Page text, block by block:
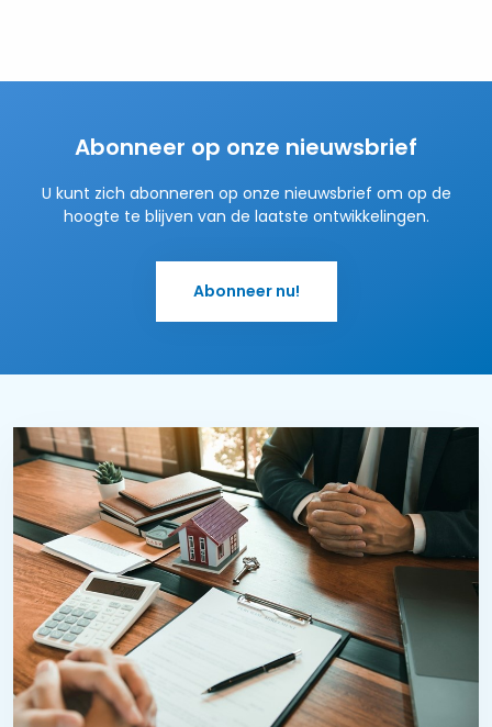
Abonneer op onze nieuwsbrief
U kunt zich abonneren op onze nieuwsbrief om op de
hoogte te blijven van de laatste ontwikkelingen.
Abonneer nu!